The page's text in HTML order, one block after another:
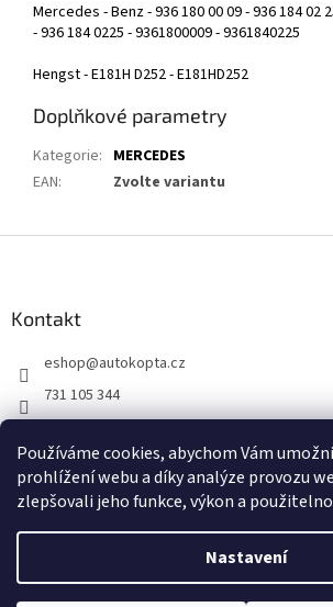
Používáme cookies, abychom Vám
prohlížení webu a díky analýze provozu
zlepšovali jeho funkce, výkon a
Nastavení
Mercedes - Benz - 936 180 00 09 - 936 184 02
- 936 184 0225 - 9361800009 - 9361840225
Hengst - E181H D252 - E181HD252
Doplňkové parametry
Kategorie: MERCEDES
EAN: Zvolte variantu
Kontakt
eshop@autokopta.cz
731 105 344
auto_kopta
Vytvořil Shoptet